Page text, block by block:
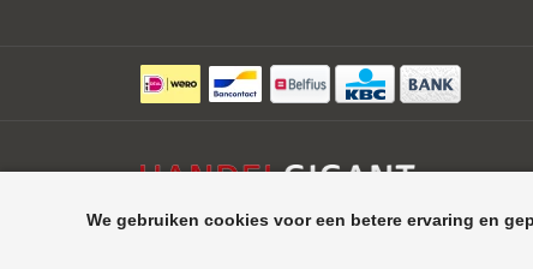
We gebruiken cookies voor een betere ervaring en